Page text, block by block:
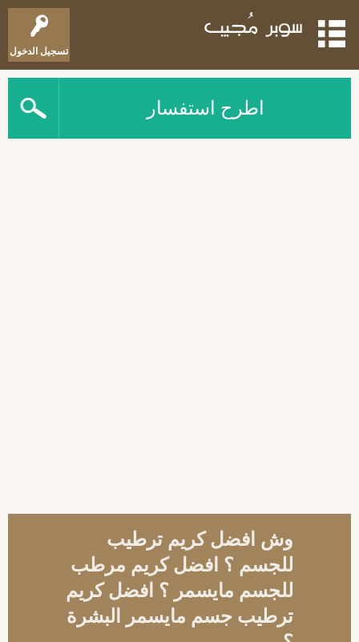
تسجيل الدخول
اطرح استفسار
وش افضل كريم ترطيب
للجسم ؟ افضل كريم مرطب
للجسم مايسمر ؟ افضل كريم
ترطيب جسم مايسمر البشرة